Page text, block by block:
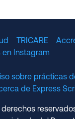
TRICARE
en Instagram
sobre prácticas
Acerca de Express